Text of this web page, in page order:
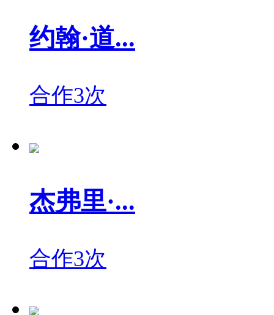
约翰·道...
合作3次
杰弗里·...
合作3次